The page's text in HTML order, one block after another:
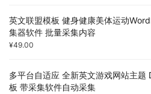
英文联盟模板 健身健康美体运动
集器软件 批量采集内容
¥49.00
多平台自适应 全新英文游戏网站主题
板 带采集软件自动采集